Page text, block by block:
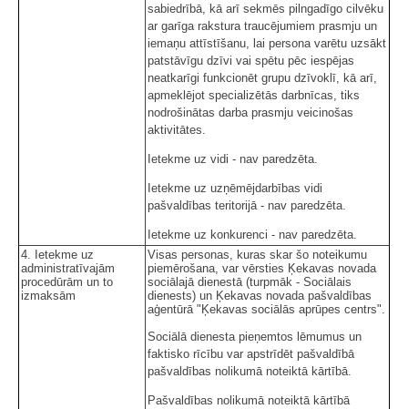
sabiedrībā, kā arī sekmēs pilngadīgo cilvēku
ar garīga rakstura traucējumiem prasmju un
iemaņu attīstīšanu, lai persona varētu uzsākt
patstāvīgu dzīvi vai spētu pēc iespējas
neatkarīgi funkcionēt grupu dzīvoklī, kā arī,
apmeklējot specializētās darbnīcas, tiks
nodrošinātas darba prasmju veicinošas
aktivitātes.
Ietekme uz vidi - nav paredzēta.
Ietekme uz uzņēmējdarbības vidi
pašvaldības teritorijā - nav paredzēta.
Ietekme uz konkurenci - nav paredzēta.
4. Ietekme uz
administratīvajām
procedūrām un to
izmaksām
Visas personas, kuras skar šo noteikumu
piemērošana, var vērsties Ķekavas novada
sociālajā dienestā (turpmāk - Sociālais
dienests) un Ķekavas novada pašvaldības
aģentūrā "Ķekavas sociālās aprūpes centrs".
Sociālā dienesta pieņemtos lēmumus un
faktisko rīcību var apstrīdēt pašvaldībā
pašvaldības nolikumā noteiktā kārtībā.
Pašvaldības nolikumā noteiktā kārtībā